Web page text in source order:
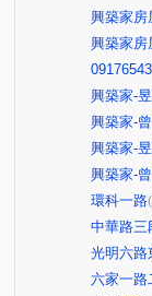
興築家房
興築家房
興築家-
興築家-
興築家-
興築家-
環科一路
中華路三
光明六路
六家一路